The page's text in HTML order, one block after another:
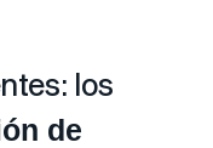
los
de